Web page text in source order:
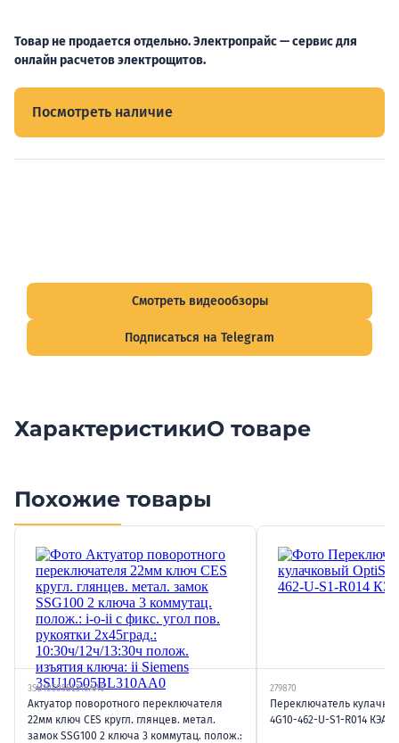
Товар не продается отдельно. Электропрайс — сервис для
онлайн расчетов электрощитов.
Посмотреть наличие
Смотреть видеообзоры
Подписаться на Telegram
ХарактеристикиО товаре
Похожие товары
3SU10505BL310AA0
Актуатор поворотного переключателя
22мм ключ CES кругл. глянцев. метал.
замок SSG100 2 ключа 3 коммутац. полож.:
279870
Переключатель
4G10-462-U-S1-R014 КЭАЗ